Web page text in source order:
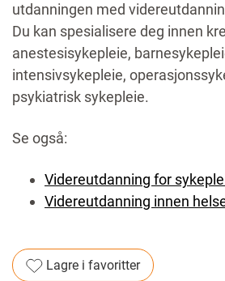
utdanningen med
Du kan spesialisere deg innen
anestesisykepleie,
intensivsykepleie,
psykiatrisk sykepleie.
Se også:
Videreutdanning for
Videreutdanning innen
Lagre i favoritter